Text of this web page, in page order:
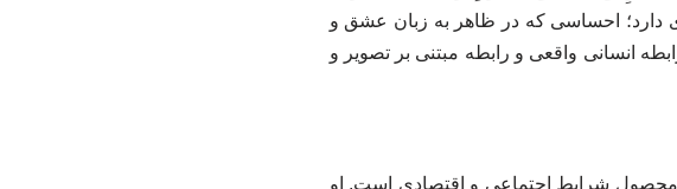
احساسی که در ظاهر به زبان عشق و
انسانی واقعی و رابطه مبتنی بر تصویر و
محصول شرایط اجتماعی و اقتصادی است. او